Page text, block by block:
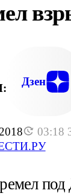
03:18
Дзен
под